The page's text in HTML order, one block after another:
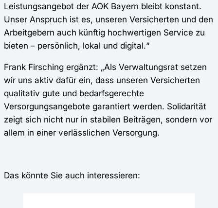
Leistungsangebot der AOK Bayern bleibt konstant.
Unser Anspruch ist es, unseren Versicherten und den
Arbeitgebern auch künftig hochwertigen Service zu
bieten – persönlich, lokal und digital.“
Frank Firsching ergänzt: „Als Verwaltungsrat setzen
wir uns aktiv dafür ein, dass unseren Versicherten
qualitativ gute und bedarfsgerechte
Versorgungsangebote garantiert werden. Solidarität
zeigt sich nicht nur in stabilen Beiträgen, sondern vor
allem in einer verlässlichen Versorgung.
Das könnte Sie auch interessieren: